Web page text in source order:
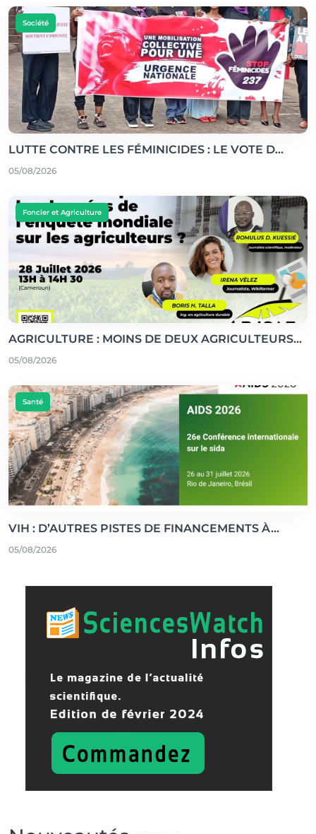
Société
LUTTE CONTRE LES FÉMINICIDES : LE VOTE D...
05/08/2026
Foncier et Agriculture
AGRICULTURE : MOINS DE DEUX AGRICULTEURS...
05/08/2026
Santé
VIH : D’AUTRES PISTES DE FINANCEMENTS À...
05/08/2026